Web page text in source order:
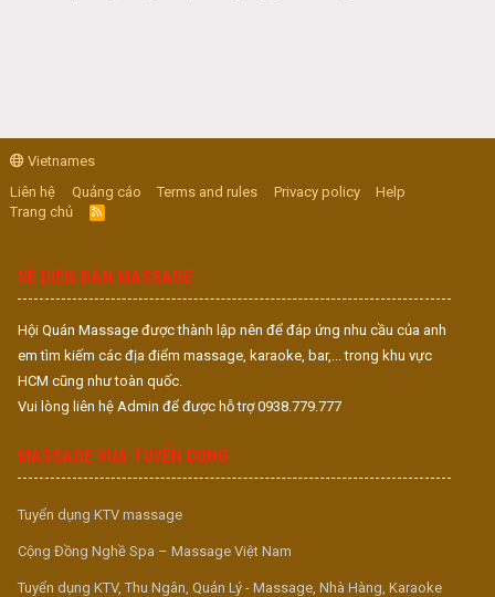
Vietnames
Liên hệ
Quảng cáo Terms and rules Privacy policy
Help
Trang chủ
R
S
VỀ DIỄN ĐÀN MASSAGE
Hội Quán Massage được thành lập nên để đáp ứng nhu cầu của anh
em tìm kiếm các địa điểm massage, karaoke, bar,... trong khu vực
HCM cũng như toàn quốc.
Vui lòng liên hệ Admin để được hỗ trợ 0938.779.777
MASSAGE VUA TUYỂN DỤNG
Tuyển dụng KTV massage
Cộng Đồng Nghề Spa – Massage Việt Nam
Tuyển dụng KTV, Thu Ngân, Quản Lý - Massage, Nhà Hàng, Karaoke